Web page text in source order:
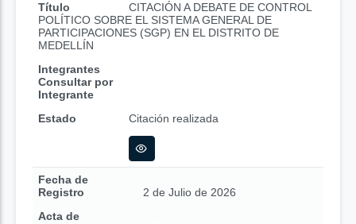
Título
CITACIÓN A DEBATE DE CONTROL
POLÍTICO SOBRE EL SISTEMA GENERAL DE
PARTICIPACIONES (SGP) EN EL DISTRITO DE
MEDELLÍN
Integrantes
Consultar por
Integrante
Estado
Citación realizada
Fecha de
Registro
2 de Julio de 2026
Acta de